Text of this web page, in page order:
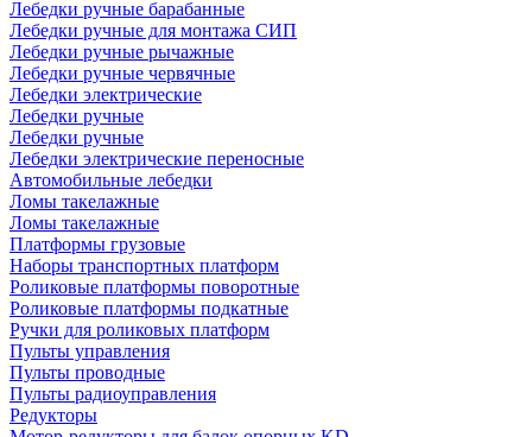
Лебедки ручные барабанные
Лебедки ручные для монтажа СИП
Лебедки ручные рычажные
Лебедки ручные червячные
Лебедки электрические
Лебедки ручные
Лебедки ручные
Лебедки электрические переносные
Автомобильные лебедки
Ломы такелажные
Ломы такелажные
Платформы грузовые
Наборы транспортных платформ
Роликовые платформы поворотные
Роликовые платформы подкатные
Ручки для роликовых платформ
Пульты управления
Пульты проводные
Пульты радиоуправления
Редукторы